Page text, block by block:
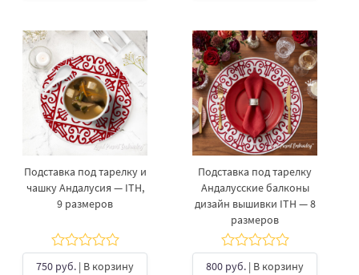
Подставка под тарелку и
чашку Андалусия — ITH,
9 размеров
750 руб. | В корзину
Подставка под тарелку
Андалусские балконы
дизайн вышивки ITH — 8
размеров
800 руб. | В корзину